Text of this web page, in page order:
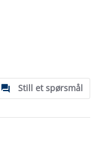
Still et spørsmål